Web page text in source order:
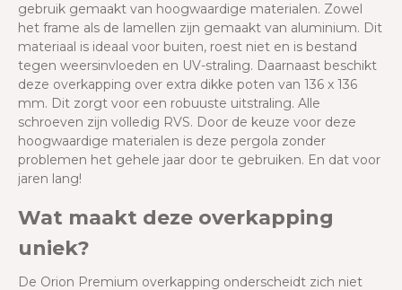
gebruik gemaakt van hoogwaardige materialen. Zowel
het frame als de lamellen zijn gemaakt van aluminium. Dit
materiaal is ideaal voor buiten, roest niet en is bestand
tegen weersinvloeden en UV-straling. Daarnaast beschikt
deze overkapping over extra dikke poten van 136 x 136
mm. Dit zorgt voor een robuuste uitstraling. Alle
schroeven zijn volledig RVS. Door de keuze voor deze
hoogwaardige materialen is deze pergola zonder
problemen het gehele jaar door te gebruiken. En dat voor
jaren lang!
Wat maakt deze overkapping
uniek?
De Orion Premium overkapping onderscheidt zich niet